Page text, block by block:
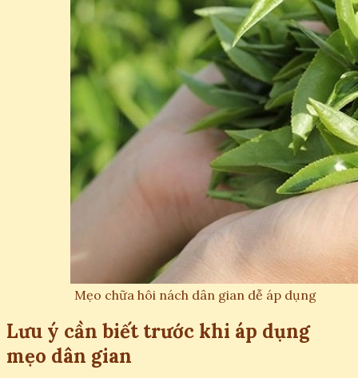
Mẹo chữa hôi nách dân gian dễ áp dụng
Lưu ý cần biết trước khi áp dụng
mẹo dân gian